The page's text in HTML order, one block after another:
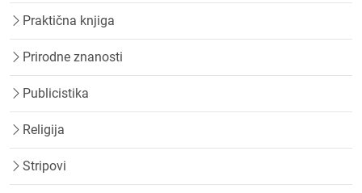
Praktična knjiga
Prirodne znanosti
Publicistika
Religija
Stripovi